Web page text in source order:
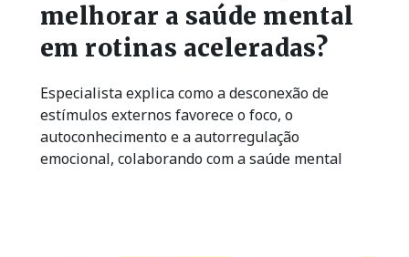
melhorar a saúde mental
em rotinas aceleradas?
Especialista explica como a desconexão de
estímulos externos favorece o foco, o
autoconhecimento e a autorregulação
emocional, colaborando com a saúde mental